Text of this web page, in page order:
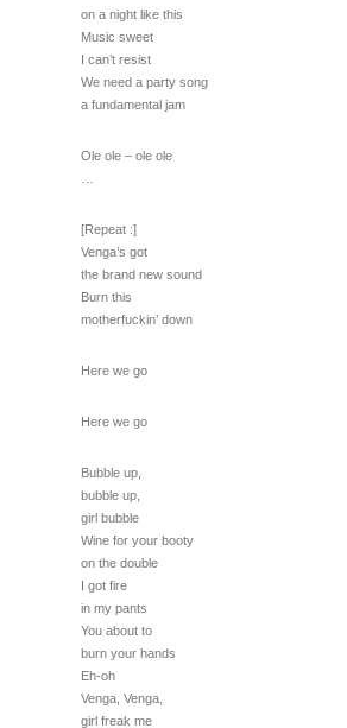
on a night like this
Music sweet
I can’t resist
We need a party song
a fundamental jam
Ole ole – ole ole
[Repeat :]
Venga’s got
the brand new sound
Burn this
motherfuckin’ down
Here we go
Here we go
Bubble up,
bubble up,
girl bubble
Wine for your booty
on the double
I got fire
in my pants
You about to
burn your hands
Eh-oh
Venga, Venga,
girl freak me